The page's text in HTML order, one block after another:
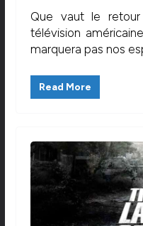
Que vaut le
télévision
marquera pas nos
Read More